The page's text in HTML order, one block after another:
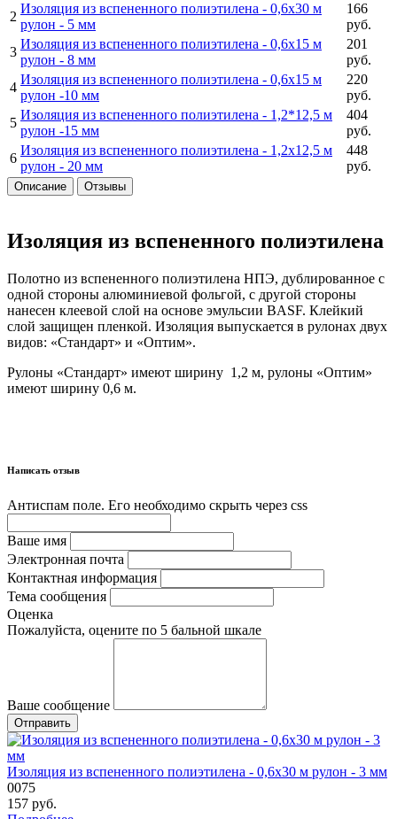
2
Изоляция из вспененного полиэтилена - 0,6х30 м
рулон - 5 мм
166
руб.
3
Изоляция из вспененного полиэтилена - 0,6х15 м
рулон - 8 мм
201
руб.
4
Изоляция из вспененного полиэтилена - 0,6х15 м
рулон -10 мм
220
руб.
5
Изоляция из вспененного полиэтилена - 1,2*12,5 м
рулон -15 мм
404
руб.
6
Изоляция из вспененного полиэтилена - 1,2х12,5 м
рулон - 20 мм
448
руб.
Описание Отзывы
Изоляция из вспененного полиэтилена
Полотно из вспененного полиэтилена НПЭ, дублированное с
одной стороны алюминиевой фольгой, с другой стороны
нанесен клеевой слой на основе эмульсии BASF. Клейкий
слой защищен пленкой. Изоляция выпускается в рулонах двух
видов: «Стандарт» и «Оптим».
Рулоны «Стандарт» имеют ширину 1,2 м, рулоны «Оптим»
имеют ширину 0,6 м.
Написать отзыв
Антиспам поле. Его необходимо скрыть через css
Ваше имя
Электронная почта
Контактная информация
Тема сообщения
Оценка
Пожалуйста, оцените по 5 бальной шкале
Ваше сообщение
Изоляция из вспененного полиэтилена - 0,6х30 м рулон - 3 мм
0075
157 руб.